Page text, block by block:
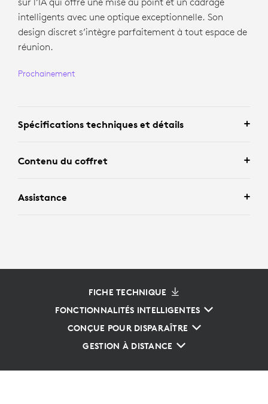
intelligents avec une optique exceptionnelle. Son
design discret s’intègre parfaitement à tout espace de
réunion.
Prochainement
Spécifications techniques et détails
Contenu du coffret
Assistance
FICHE TECHNIQUE
FONCTIONNALITÉS INTELLIGENTES
CONÇUE POUR DISPARAÎTRE
GESTION À DISTANCE